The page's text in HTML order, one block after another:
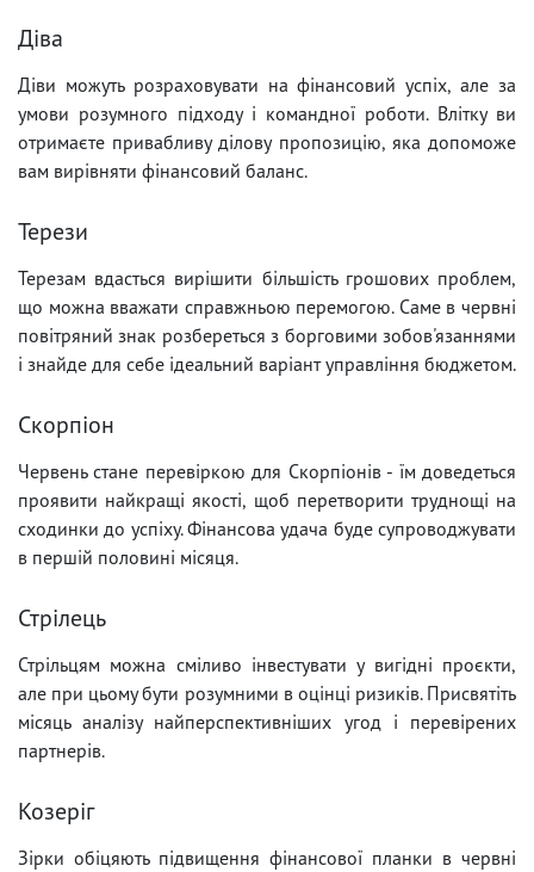
Діва
Діви можуть розраховувати на фінансовий успіх, але за
умови розумного підходу і командної роботи. Влітку ви
отримаєте привабливу ділову пропозицію, яка допоможе
вам вирівняти фінансовий баланс.
Терези
Терезам вдасться вирішити більшість грошових проблем,
що можна вважати справжньою перемогою. Саме в червні
повітряний знак розбереться з борговими зобов'язаннями
і знайде для себе ідеальний варіант управління бюджетом.
Скорпіон
Червень стане перевіркою для Скорпіонів - їм доведеться
проявити найкращі якості, щоб перетворити труднощі на
сходинки до успіху. Фінансова удача буде супроводжувати
в першій половині місяця.
Стрілець
Стрільцям можна сміливо інвестувати у вигідні проєкти,
але при цьому бути розумними в оцінці ризиків. Присвятіть
місяць аналізу найперспективніших угод і перевірених
партнерів.
Козеріг
Зірки обіцяють підвищення фінансової планки в червні